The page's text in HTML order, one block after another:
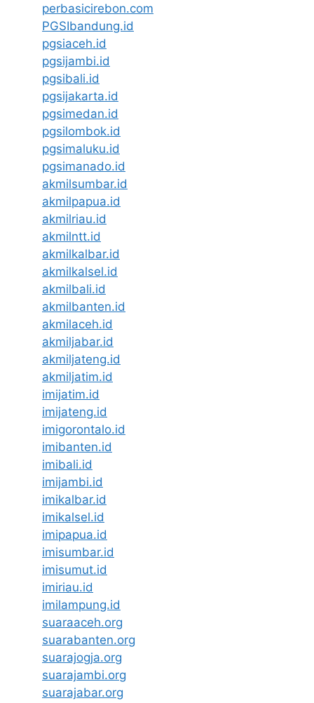
perbasicirebon.com
PGSIbandung.id
pgsiaceh.id
pgsijambi.id
pgsibali.id
pgsijakarta.id
pgsimedan.id
pgsilombok.id
pgsimaluku.id
pgsimanado.id
akmilsumbar.id
akmilpapua.id
akmilriau.id
akmilntt.id
akmilkalbar.id
akmilkalsel.id
akmilbali.id
akmilbanten.id
akmilaceh.id
akmiljabar.id
akmiljateng.id
akmiljatim.id
imijatim.id
imijateng.id
imigorontalo.id
imibanten.id
imibali.id
imijambi.id
imikalbar.id
imikalsel.id
imipapua.id
imisumbar.id
imisumut.id
imiriau.id
imilampung.id
suaraaceh.org
suarabanten.org
suarajogja.org
suarajambi.org
suarajabar.org